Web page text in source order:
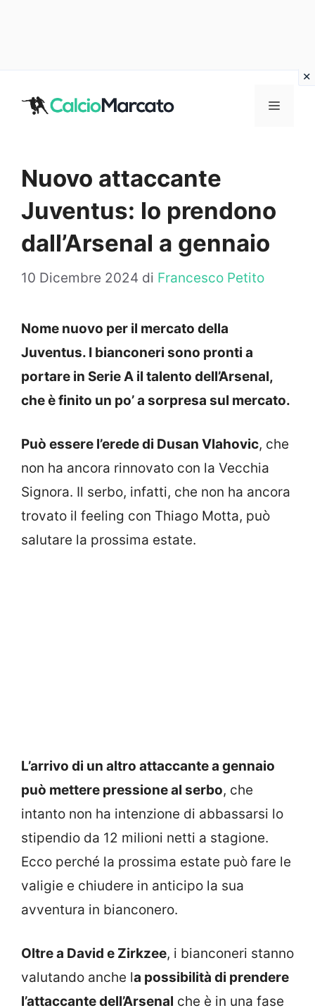
MENU
Nuovo attaccante
Juventus: lo prendono
dall’Arsenal a gennaio
10 Dicembre 2024 di Francesco Petito
Nome nuovo per il mercato della
Juventus. I bianconeri sono pronti a
portare in Serie A il talento dell’Arsenal,
che è finito un po’ a sorpresa sul mercato.
Può essere l’erede di Dusan Vlahovic, che
non ha ancora rinnovato con la Vecchia
Signora. Il serbo, infatti, che non ha ancora
trovato il feeling con Thiago Motta, può
salutare la prossima estate.
L’arrivo di un altro attaccante a gennaio
può mettere pressione al serbo, che
intanto non ha intenzione di abbassarsi lo
stipendio da 12 milioni netti a stagione.
Ecco perché la prossima estate può fare le
valigie e chiudere in anticipo la sua
avventura in bianconero.
Oltre a David e Zirkzee, i bianconeri stanno
valutando anche la possibilità di prendere
l’attaccante dell’Arsenal che è in una fase